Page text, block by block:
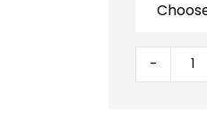
Dvisienė
pravala
-